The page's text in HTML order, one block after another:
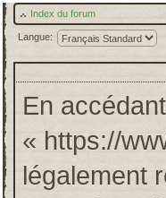
Index du forum
Langue:
En
« https://
légalement